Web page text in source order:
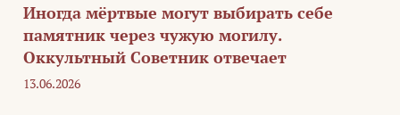
Иногда мёртвые могут выбирать себе
памятник через чужую могилу.
Оккультный Советник отвечает
13.06.2026